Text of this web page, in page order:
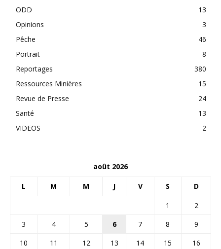
ODD
13
Opinions
3
Pêche
46
Portrait
8
Reportages
380
Ressources Minières
15
Revue de Presse
24
Santé
13
VIDEOS
2
août 2026
L M M J V S D
1
2
3
4 5 6 7 8
9
10
11 12 13 14 15
16